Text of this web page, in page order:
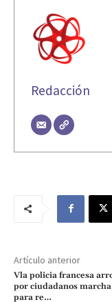
Redacción
Artículo anterior
Vla policia francesa
por ciudadanos
para re…